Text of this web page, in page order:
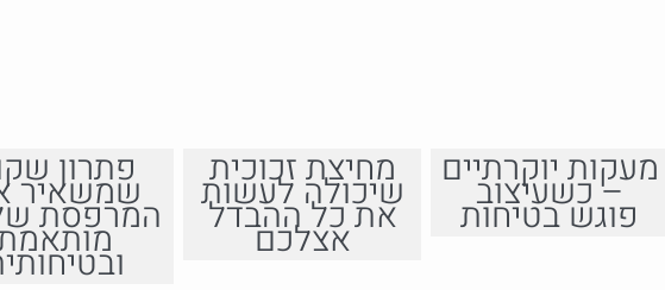
מעקות יוקרתיים
– כשעיצוב
פוגש בטיחות
מחיצת זכוכית
שיכולה לעשות
את כל ההבדל
אצלכם
פתרון
שמשאיר
המרפסת